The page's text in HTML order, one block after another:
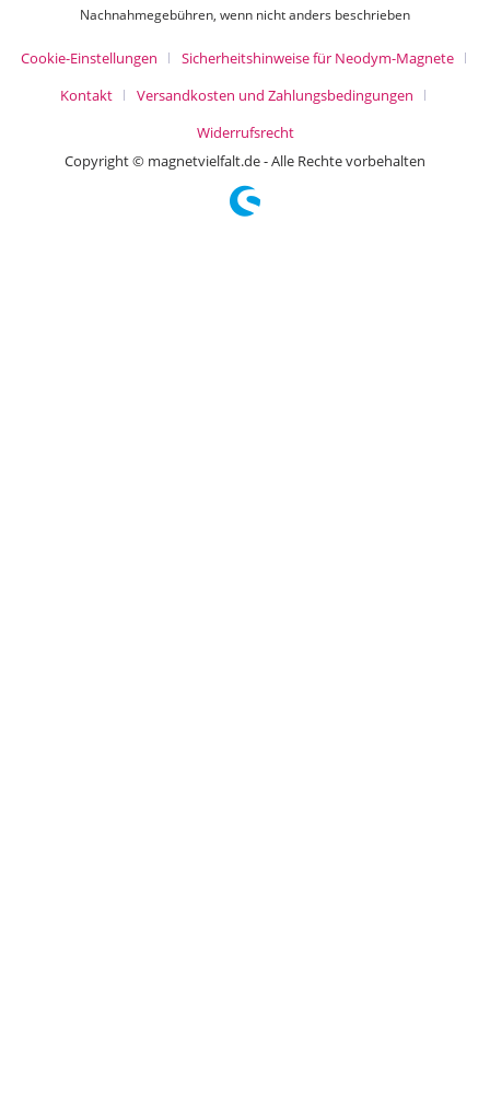
Nachnahmegebühren, wenn nicht anders beschrieben
Cookie-Einstellungen
Sicherheitshinweise für Neodym-Magnete
Kontakt
Versandkosten und Zahlungsbedingungen
Widerrufsrecht
Copyright © magnetvielfalt.de - Alle Rechte vorbehalten